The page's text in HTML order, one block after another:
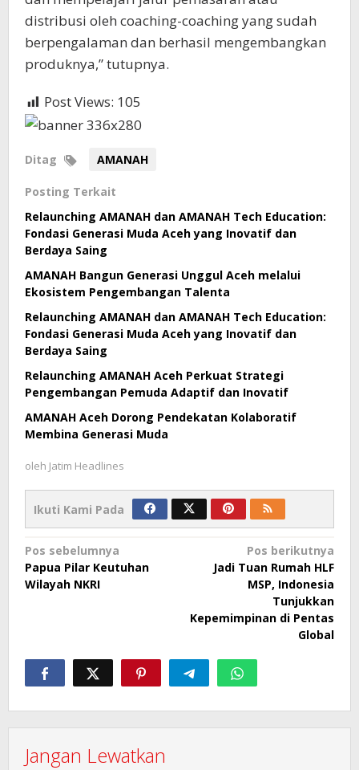
distribusi oleh coaching-coaching yang sudah
berpengalaman dan berhasil mengembangkan
produknya,” tutupnya.
Post Views: 105
Ditag AMANAH
Posting Terkait
Relaunching AMANAH dan AMANAH Tech Education:
Fondasi Generasi Muda Aceh yang Inovatif dan
Berdaya Saing
AMANAH Bangun Generasi Unggul Aceh melalui
Ekosistem Pengembangan Talenta
Relaunching AMANAH dan AMANAH Tech Education:
Fondasi Generasi Muda Aceh yang Inovatif dan
Berdaya Saing
Relaunching AMANAH Aceh Perkuat Strategi
Pengembangan Pemuda Adaptif dan Inovatif
AMANAH Aceh Dorong Pendekatan Kolaboratif
Membina Generasi Muda
oleh Jatim Headlines
Ikuti Kami Pada
Navigasi
pos
Pos sebelumnya
Papua Pilar Keutuhan
Wilayah NKRI
Pos berikutnya
Jadi Tuan Rumah HLF
MSP, Indonesia
Tunjukkan
Kepemimpinan di Pentas
Global
Jangan Lewatkan